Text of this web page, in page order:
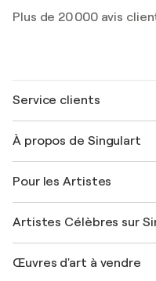
Plus de 20 000 avis
Service clients
Expédition
Offrir une carte cadeau
Rejoignez notre
Mon compte
+33 1 76 44 06 42
À propos de Singulart
FAQ
Magazine Singulart
Emplois
Découvrez une sélection
Pour les Artistes
Se connecter en tant
Artistes Célèbres sur
Marc Chagall
Œuvres d'art à vendre